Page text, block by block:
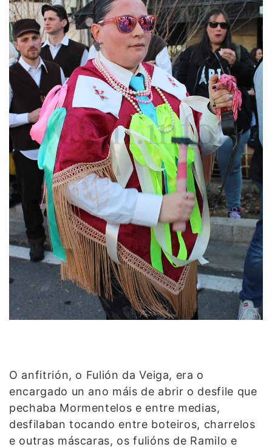
O anfitrión, o Fulión da Veiga, era o
encargado un ano máis de abrir o desfile que
pechaba Mormentelos e entre medias,
desfilaban tocando entre boteiros, charrelos
e outras máscaras, os fulións de Ramilo e